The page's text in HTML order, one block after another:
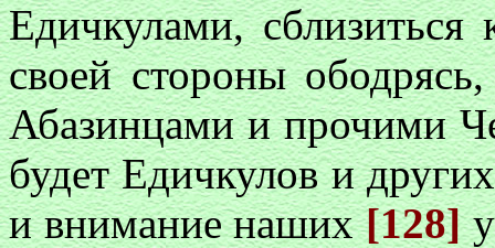
Едичкулами,
своей стороны
Абазинцами и прочими
будет Едичкулов и
и внимание наших[128]